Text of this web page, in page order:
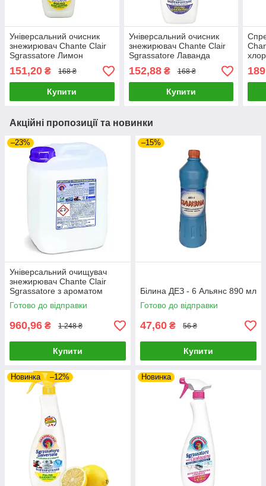
Універсальний очисник
знежирювач Chante Clair
Sgrassatore Лимон
запаска 600 мл
151,20 ₴ 168 ₴
Купити
Універсальний очисник
знежирювач Chante Clair
Sgrassatore Лаванда
запаска 600 мл
152,88₴ 168 ₴
Купити
Акційні пропозиції та новинки
–23%
Універсальний очищувач
знежирювач Chante Clair
Sgrassatore з ароматом
лаванда 5 л
Готово до відправки
960,96 ₴ 1 248 ₴
Купити
–15%
Білина ДЕЗ - 6 Альянс 890 мл
Готово до відправки
47,60 ₴ 56 ₴
Купити
Новинка –12% Новинка